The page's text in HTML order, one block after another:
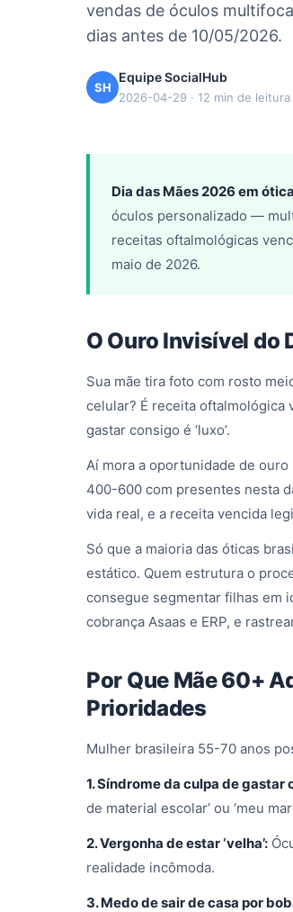
vendas de óculos
dias antes de 10/05/2026.
SH
Equipe SocialHub
2026-04-29 · 12 min de leitura
Dia das Mães 2026 em
óculos personalizado —
receitas oftalmológicas
maio de 2026.
O Ouro Invisível do
Sua mãe tira foto com rosto
celular? É receita oftalmológica
gastar consigo é ‘luxo’.
Aí mora a oportunidade de ouro
400-600 com presentes nesta
vida real, e a receita vencida
Só que a maioria das óticas
estático. Quem estrutura o
consegue segmentar filhas em
cobrança Asaas e ERP, e
Por Que Mãe 60+
Prioridades
Mulher brasileira 55-70 anos
1. Síndrome da culpa de gastar
de material escolar’ ou ‘meu
2. Vergonha de estar ‘velha’:
realidade incômoda.
3. Medo de sair de casa por